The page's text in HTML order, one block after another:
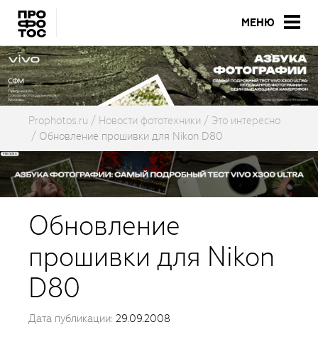
МЕНЮ
Prophotos.ru Новости фототехники
Это интересно
Обновление прошивки для Nikon D80
Обновление
прошивки для Nikon
D80
Дата публикации: 29.09.2008